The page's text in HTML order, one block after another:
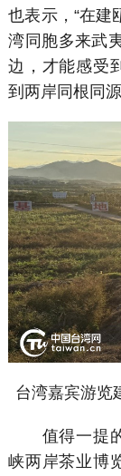
也表示，“在建
湾同胞多来武
边，才能感受
到两岸同根同
台湾嘉宾游览
值得一提的
峡两岸茶业博